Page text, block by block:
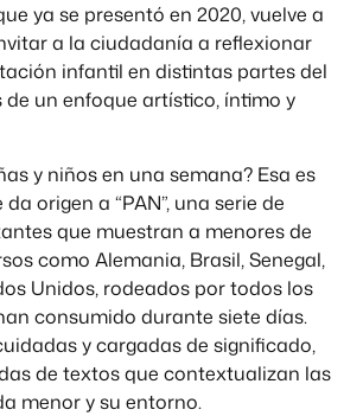
ya se presentó en 2020, vuelve a
a la ciudadanía a reflexionar
infantil en distintas partes del
un enfoque artístico, íntimo y
y niños en una semana? Esa es
origen a “PAN”, una serie de
que muestran a menores de
como Alemania, Brasil, Senegal,
Unidos, rodeados por todos los
consumido durante siete días.
y cargadas de significado,
de textos que contextualizan las
menor y su entorno.